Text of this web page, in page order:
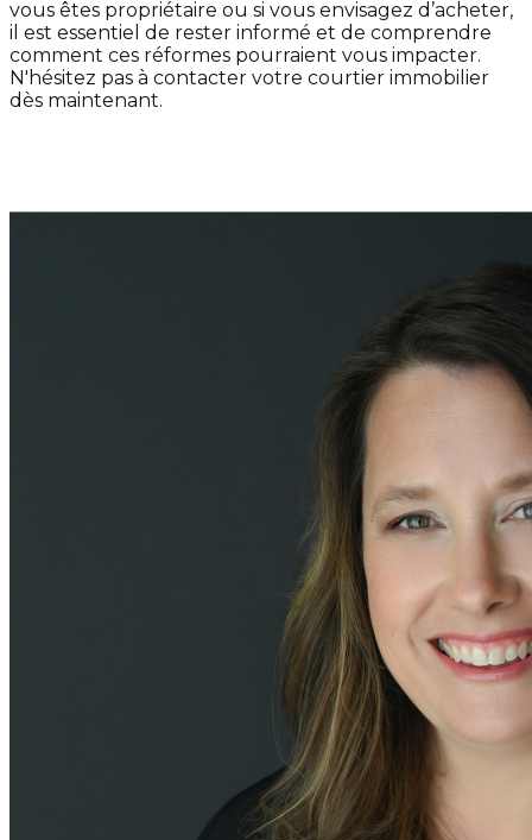
vous êtes propriétaire ou si vous envisagez d’acheter,
il est essentiel de rester informé et de comprendre
comment ces réformes pourraient vous impacter.
N'hésitez pas à contacter votre courtier immobilier
dès maintenant.